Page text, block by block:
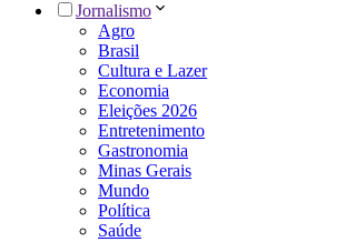
Jornalismo
Agro
Brasil
Cultura e Lazer
Economia
Eleições 2026
Entretenimento
Gastronomia
Minas Gerais
Mundo
Política
Saúde